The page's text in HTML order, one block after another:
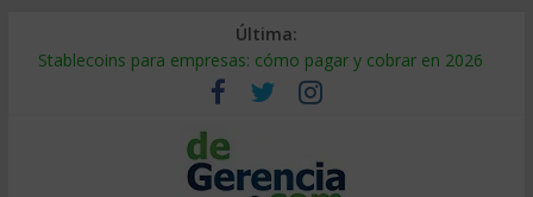
Última:
Stablecoins para empresas: cómo pagar y cobrar en 2026
Despido silencioso: qué es y por qué sale tan caro
IA en selección de personal: cómo auditarla a tiempo
Trabajo forzoso en la cadena de suministro: qué hacer
Mercado hispano de EE. UU.: cómo segmentarlo y venderle